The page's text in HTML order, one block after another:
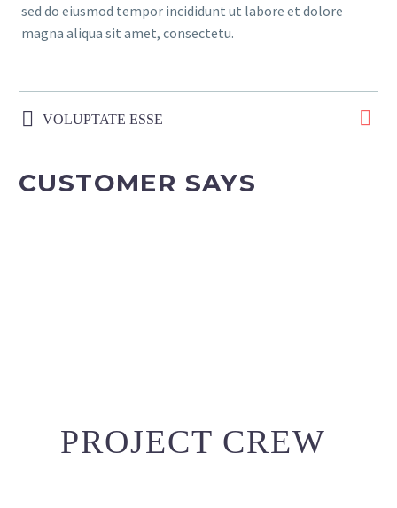
sed do eiusmod tempor incididunt ut labore et dolore
magna aliqua sit amet, consectetu.
VOLUPTATE ESSE
CUSTOMER SAYS
PROJECT CREW